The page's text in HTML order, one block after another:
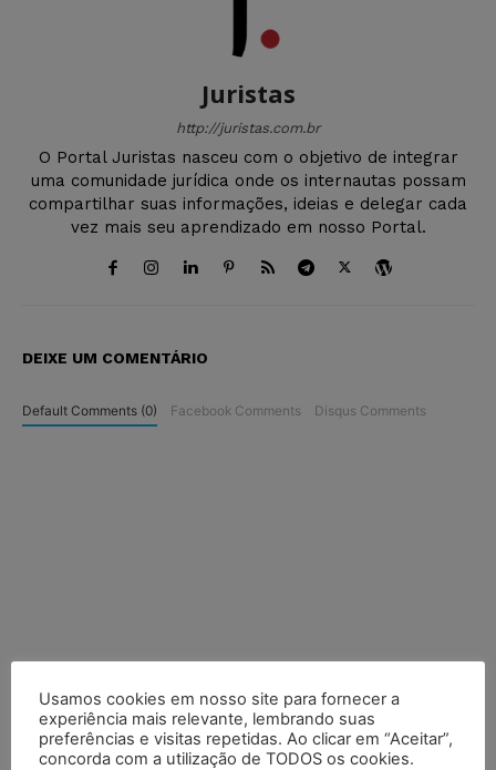
Juristas
http://juristas.com.br
O Portal Juristas nasceu com o objetivo de integrar
uma comunidade jurídica onde os internautas possam
compartilhar suas informações, ideias e delegar cada
vez mais seu aprendizado em nosso Portal.
DEIXE UM COMENTÁRIO
Default Comments (0) Facebook Comments Disqus Comments
Usamos cookies em nosso site para fornecer a
experiência mais relevante, lembrando suas
preferências e visitas repetidas. Ao clicar em “Aceitar”,
concorda com a utilização de TODOS os cookies.